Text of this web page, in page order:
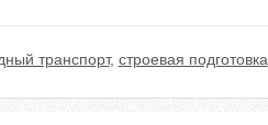
транспорт, строевая подготовка